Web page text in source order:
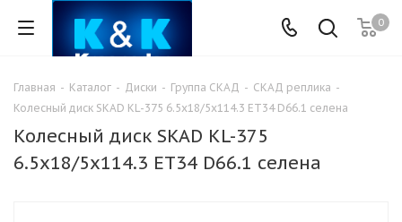
0
Главная - Каталог - Диски - Группа СКАД - СКАД реплика -
Колесный диск SKAD KL-375 6.5x18/5x114.3 ET34 D66.1 селена
Колесный диск SKAD KL-375
6.5x18/5x114.3 ET34 D66.1 селена